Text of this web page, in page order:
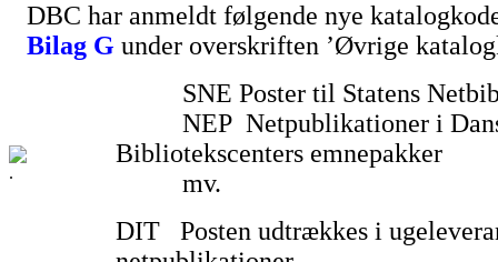
DBC har anmeldt følgende nye
Bilag G under overskriften ’Øvrige
SNE Poster til Statens
NEP Netpublikationer i
Bibliotekscenters emnepakker
mv.
DIT Posten udtrækkes i